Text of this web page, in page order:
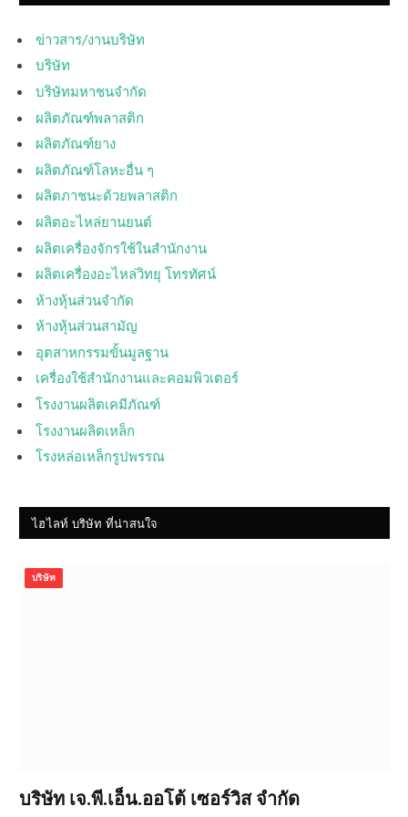
ข่าวสาร/งานบริษัท
บริษัท
บริษัทมหาชนจำกัด
ผลิตภัณฑ์พลาสติก
ผลิตภัณฑ์ยาง
ผลิตภัณฑ์โลหะอื่น ๆ
ผลิตภาชนะด้วยพลาสติก
ผลิตอะไหล่ยานยนต์
ผลิตเครื่องจักรใช้ในสำนักงาน
ผลิตเครื่องอะไหล่วิทยุ โทรทัศน์
ห้างหุ้นส่วนจำกัด
ห้างหุ้นส่วนสามัญ
อุตสาหกรรมขั้นมูลฐาน
เครื่องใช้สำนักงานและคอมพิวเตอร์
โรงงานผลิตเคมีภัณฑ์
โรงงานผลิตเหล็ก
โรงหล่อเหล็กรูปพรรณ
ไฮไลท์ บริษัท ที่น่าสนใจ
บริษัท
บริษัท เจ.พี.เอ็น.ออโต้ เซอร์วิส จำกัด